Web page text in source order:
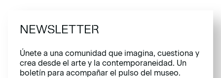
NEWSLETTER
Únete a una comunidad que imagina, cuestiona y
crea desde el arte y la contemporaneidad. Un
boletín para acompañar el pulso del museo.